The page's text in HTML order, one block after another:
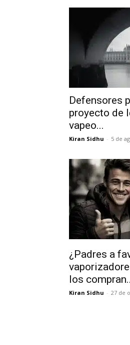
Defensores
proyecto de
vapeo...
Kiran Sidhu - 5 de
¿Padres a
los
Kiran Sidhu - 27 de